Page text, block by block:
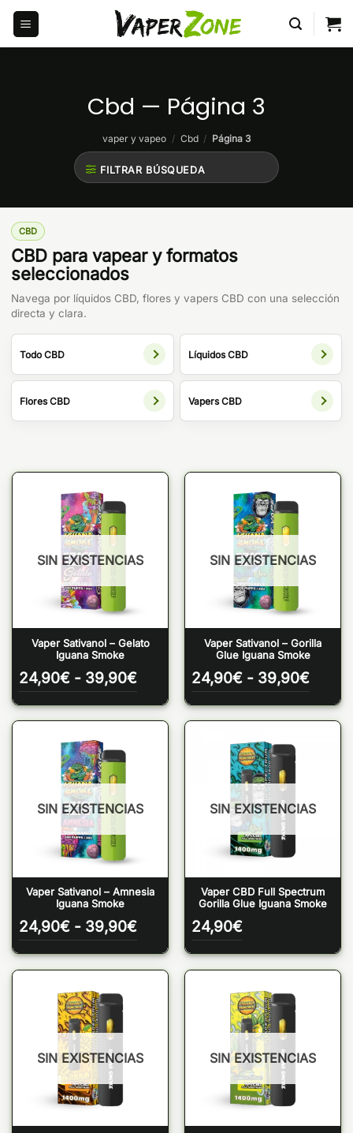
Saltar
contenido
Cbd — Página 3
vaper y vapeo / Cbd / Página 3
FILTRAR BÚSQUEDA
CBD
CBD para vapear y formatos
seleccionados
Navega por líquidos CBD, flores y vapers CBD con una selección
directa y clara.
Todo CBD Líquidos CBD
Flores CBD Vapers CBD
SIN EXISTENCIAS
Vaper Sativanol – Gelato
Iguana Smoke
24,90€ - 39,90€Rango
de
precios:
desde
SIN EXISTENCIAS
Vaper Sativanol – Gorilla
Glue Iguana Smoke
24,90€ - 39,90€Rango
de
desde
SIN EXISTENCIAS
Vaper Sativanol – Amnesia
Iguana Smoke
24,90€ - 39,90€Rango
de
precios:
desde
SIN EXISTENCIAS
Vaper CBD Full Spectrum
Gorilla Glue Iguana Smoke
24,90€
SIN EXISTENCIAS SIN EXISTENCIAS